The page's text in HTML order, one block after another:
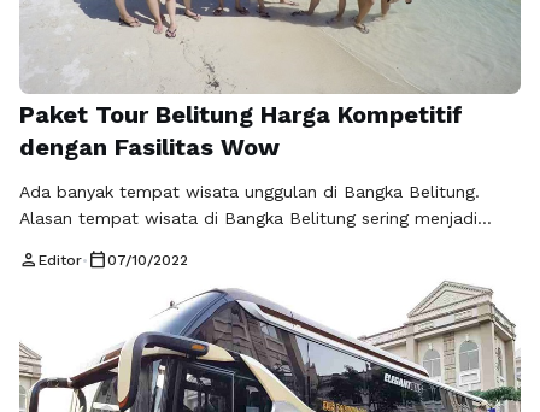
Paket Tour Belitung Harga Kompetitif
dengan Fasilitas Wow
Ada banyak tempat wisata unggulan di Bangka Belitung.
Alasan tempat wisata di Bangka Belitung sering menjadi
yang indah dan ada banyak pilihan destinasi yang membuat
wisatawan betah saat berkunjung. Selain pantainya yang
indah, Bangka Belitung juga memiliki tempat wisata buatan
yang tidak kalah indah, kekinian dan instagramable. Punya
rencana jalan-jalan dan berlibur disela kesibukan anda?
Mungkin Bangka Belitung bisa masuk …Baca Selengkapnya
person Editor• calendar_today07/10/2022